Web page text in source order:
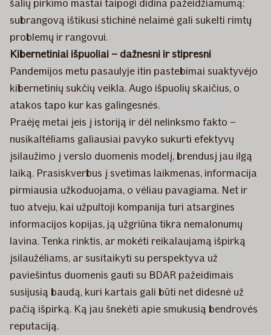
šalių pirkimo mastai taipogi didina pažeidžiamumą:
subrangovą ištikusi stichinė nelaimė gali sukelti rimtų
problemų ir rangovui.
Kibernetiniai išpuoliai – dažnesni ir stipresni
Pandemijos metu pasaulyje itin pastebimai suaktyvėjo
kibernetinių sukčių veikla. Augo išpuolių skaičius, o
atakos tapo kur kas galingesnės.
Praėję metai įeis į istoriją ir dėl nelinksmo fakto –
nusikaltėliams galiausiai pavyko sukurti efektyvų
įsilaužimo į verslo duomenis modelį, brendusį jau ilgą
laiką. Prasiskverbus į svetimas laikmenas, informacija
pirmiausia užkoduojama, o vėliau pavagiama. Net ir
tuo atveju, kai užpultoji kompanija turi atsargines
informacijos kopijas, ją užgriūna tikra nemalonumų
lavina. Tenka rinktis, ar mokėti reikalaujamą išpirką
įsilaužėliams, ar susitaikyti su perspektyva už
paviešintus duomenis gauti su BDAR pažeidimais
susijusią baudą, kuri kartais gali būti net didesnė už
pačią išpirką. Ką jau šnekėti apie smukusią bendrovės
reputaciją.